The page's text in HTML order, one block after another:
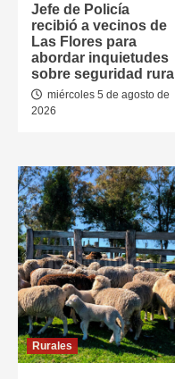
Jefe de Policía
recibió a vecinos de
Las Flores para
abordar inquietudes
sobre seguridad rural
miércoles 5 de agosto de
2026
Rurales